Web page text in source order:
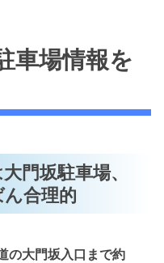
車場情報を
門坂駐車場、
合理的
の大門坂入口まで約